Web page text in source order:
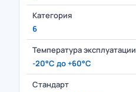
Категория
6
Температура эксплуатации
-20°C до +60°C
Стандарт